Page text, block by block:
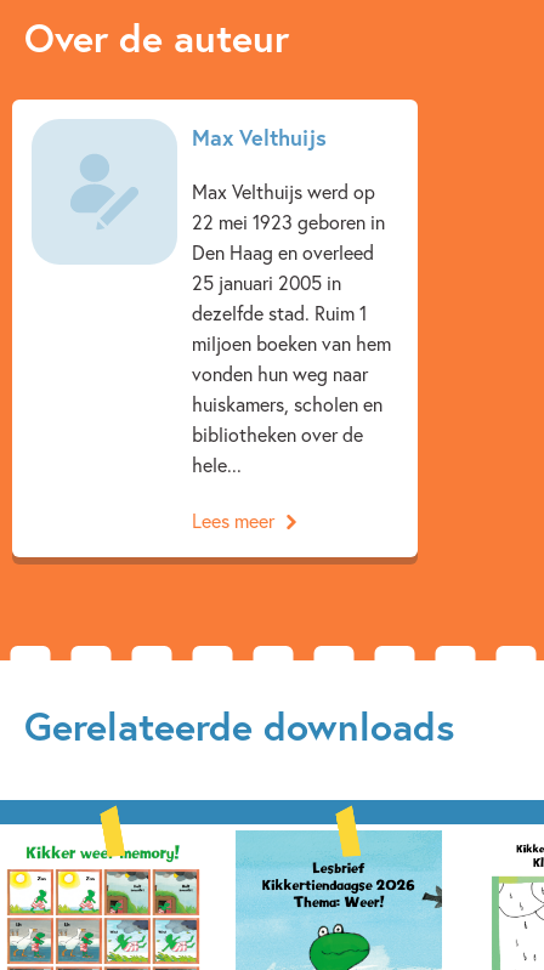
Over de auteur
Max Velthuijs
Max Velthuijs werd op
22 mei 1923 geboren in
Den Haag en overleed
25 januari 2005 in
dezelfde stad. Ruim 1
miljoen boeken van hem
vonden hun weg naar
huiskamers, scholen en
bibliotheken over de
hele...
Lees meer
Gerelateerde downloads